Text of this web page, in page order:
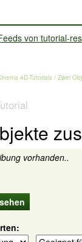
4D-Tutorials / Zwei
vorhanden..